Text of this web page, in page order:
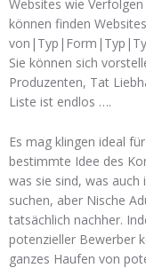
Websites wie
können finden
Sie können sich
Produzenten, Tat
Liste ist endlos ….
Es mag klingen ideal
bestimmte Idee des
was sie sind, was auch
suchen, aber Nische
tatsächlich nachher.
potenzieller Bewerber
ganzes Haufen von